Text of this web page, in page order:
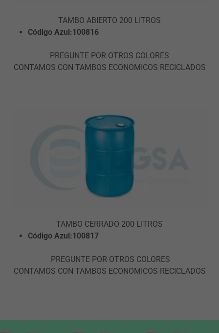
TAMBO ABIERTO 200 LITROS
Código Azul:100816
PREGUNTE POR OTROS COLORES
CONTAMOS CON TAMBOS ECONOMICOS RECICLADOS
TAMBO CERRADO 200 LITROS
Código Azul:100817
PREGUNTE POR OTROS COLORES
CONTAMOS CON TAMBOS ECONOMICOS RECICLADOS